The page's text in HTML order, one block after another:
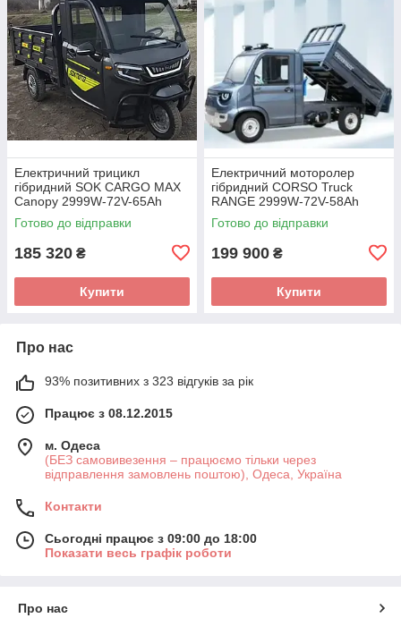
Електричний трицикл
гібридний SOK CARGO MAX
Canopy 2999W-72V-65Ah
GraFen шини 12"/12"
Готово до відправки
185 320 ₴
Купити
Електричний моторолер
гібридний CORSO Truck
RANGE 2999W-72V-58Ah
GraFen шини 12"/12"
Готово до відправки
199 900 ₴
Купити
Про нас
93% позитивних з 323 відгуків за рік
Працює з 08.12.2015
м. Одеса
(БЕЗ самовивезення – працюємо тільки через
відправлення замовлень поштою), Одеса, Україна
Контакти
Сьогодні працює з 09:00 до 18:00
Показати весь графік роботи
Про нас